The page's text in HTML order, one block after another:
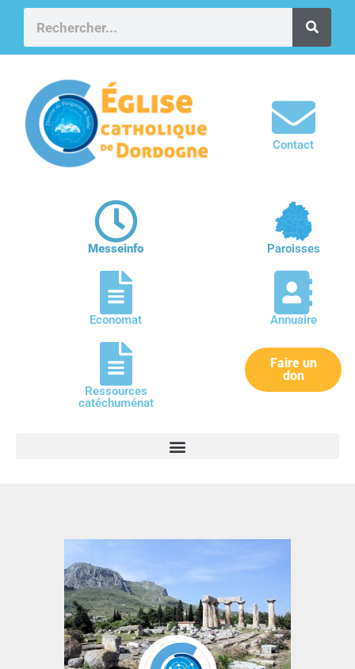
Contact
Messeinfo Paroisses
Economat Annuaire
Ressources
catéchuménat
Faire un
don